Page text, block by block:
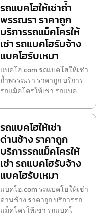
รถแบคโฮให้เช่าถ้ำ
พรรณรา ราคาถูก
บริการรถแม็คโครให้
เช่า รถแบคโฮรับจ้าง
แบคโฮรับเหมา
แบคโฮ.com รถแบคโฮให้เช่า
ถ้ำพรรณรา ราคาถูก บริการ
รถแม็คโครให้เช่า รถแบค
รถแบคโฮให้เช่า
ด่านช้าง ราคาถูก
บริการรถแม็คโครให้
เช่า รถแบคโฮรับจ้าง
แบคโฮรับเหมา
แบคโฮ.com รถแบคโฮให้เช่า
ด่านช้าง ราคาถูก บริการรถ
แม็คโครให้เช่า รถแบคโ